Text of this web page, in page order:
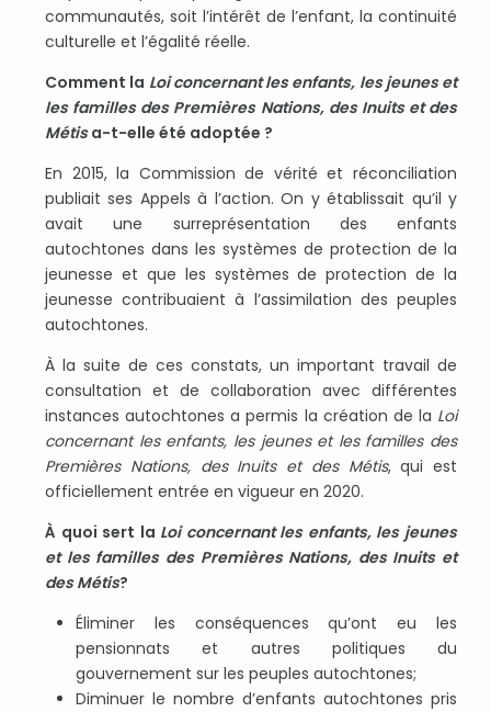
communautés, soit l’intérêt de l’enfant, la continuité
culturelle et l’égalité réelle.
Comment la Loi concernant les enfants, les jeunes et
les familles des Premières Nations, des Inuits et des
Métisa-t-elle été adoptée ?
En 2015, la Commission de vérité et réconciliation
publiait ses Appels à l’action. On y établissait qu’il y
avait une surreprésentation des enfants
autochtones dans les systèmes de protection de la
jeunesse et que les systèmes de protection de la
jeunesse contribuaient à l’assimilation des peuples
autochtones.
À la suite de ces constats, un important travail de
consultation et de collaboration avec différentes
instances autochtones a permis la création de la Loi
concernant les enfants, les jeunes et les familles des
Premières Nations, des Inuits et des Métis, qui est
officiellement entrée en vigueur en 2020.
À quoi sert la Loi concernant les enfants, les jeunes
et les familles des Premières Nations, des Inuits et
des Métis?
Éliminer les conséquences qu’ont eu les
pensionnats et autres politiques du
gouvernement sur les peuples autochtones;
Diminuer le nombre d’enfants autochtones pris